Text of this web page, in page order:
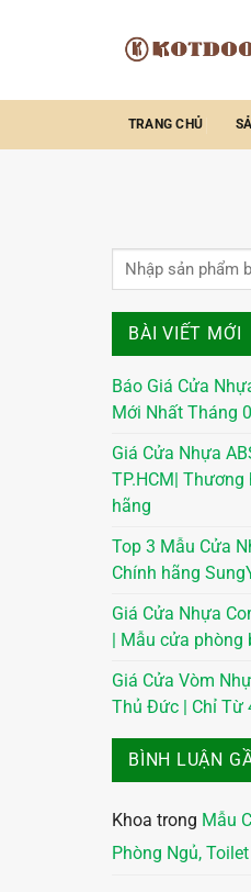
TRANG CHỦ
BÀI VIẾT MỚI
Báo Giá Cửa
Mới Nhất Tháng
Giá Cửa Nhựa
TP.HCM| Thương
hãng
Top 3 Mẫu Cửa
Chính hãng
Giá Cửa Nhựa
| Mẫu cửa phòng
Giá Cửa Vòm
Thủ Đức | Chỉ Từ
BÌNH LUẬN
Khoa trong Mẫu
Phòng Ngủ,